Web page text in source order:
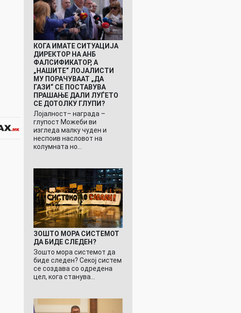
КОГА ИМАТЕ СИТУАЦИЈА
ДИРЕКТОР НА АНБ
ФАЛСИФИКАТОР, А
„НАШИТЕ“ ЛОЈАЛИСТИ
МУ ПОРАЧУВААТ „ДА
ГАЗИ“ СЕ ПОСТАВУВА
ПРАШАЊЕ ДАЛИ ЛУЃЕТО
СЕ ДОТОЛКУ ГЛУПИ?
Лојалност– награда –
глупост Можеби ви
изгледа малку чуден и
неспоив насловот на
колумната но…
ЗОШТО МОРА СИСТЕМОТ
ДА БИДЕ СЛЕДЕН?
Зошто мора системот да
биде следен? Секој систем
се создава со одредена
цел, кога станува…